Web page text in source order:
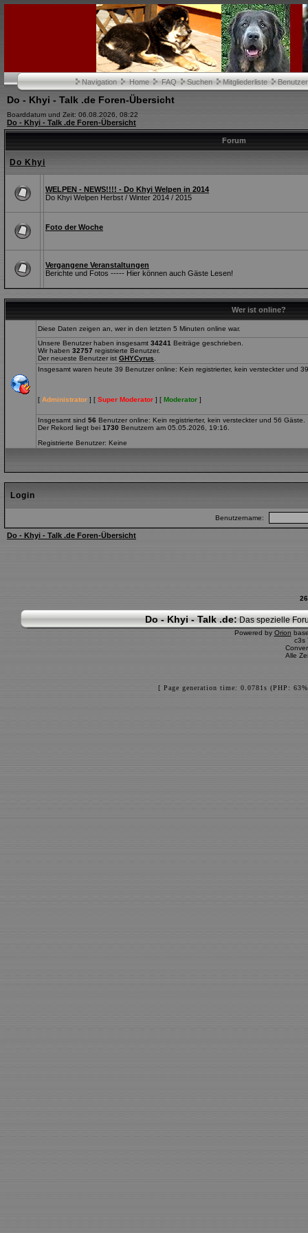
Navigation Home FAQ Suchen Mitgliederliste
Do - Khyi - Talk .de Foren-Übersicht
Boarddatum und Zeit: 06.08.2026, 08:22
Do - Khyi - Talk .de Foren-Übersicht
Forum
Do Khyi
WELPEN - NEWS!!!! - Do Khyi Welpen in 2014
Do Khyi Welpen Herbst / Winter 2014 / 2015
Foto der Woche
Vergangene Veranstaltungen
Berichte und Fotos ----- Hier können auch Gäste Lesen!
Wer ist online?
Diese Daten zeigen an, wer in den letzten 5 Minuten online war.
Unsere Benutzer haben insgesamt 34241 Beiträge geschrieben.
Wir haben 32757 registrierte Benutzer.
Der neueste Benutzer ist GHYCyrus
Insgesamt waren heute 39 Benutzer online: Kein registrierter, kein versteckter und
[ Administrator ] [ Super Moderator ] [ Moderator ]
Insgesamt sind 56 Benutzer online: Kein registrierter, kein versteckter und 56 Gäste.
Der Rekord liegt bei 1730 Benutzern am 05.05.2026, 19:16.
Registrierte Benutzer: Keine
Login
Benutzername:
Do - Khyi - Talk .de Foren-Übersicht
Do - Khyi - Talk .de: Das spezielle
Powered by Orion
c3s
Alle
[ Page generation time: 0.0781s (PHP: